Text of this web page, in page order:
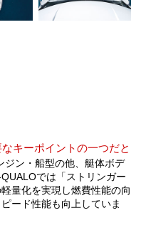
キーポイントの一つだと
ジン・船型の他、艇体ボデ
では「ストリンガー
量化を実現し燃費性能の向
ード性能も向上していま